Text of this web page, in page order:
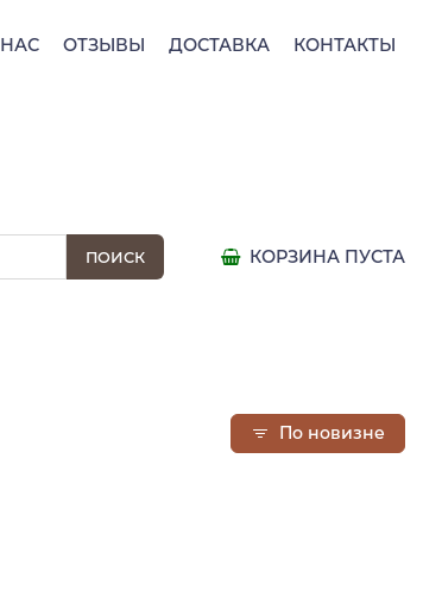
ОТЗЫВЫ ДОСТАВКА КОНТАКТЫ
КОРЗИНА ПУСТА
По новизне